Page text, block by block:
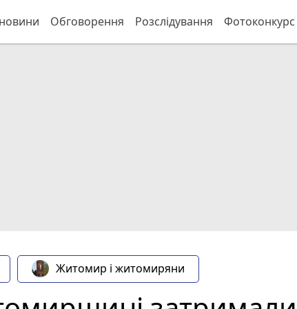
Обговорення Розслідування Фотоконкурс
Житомир і житомиряни